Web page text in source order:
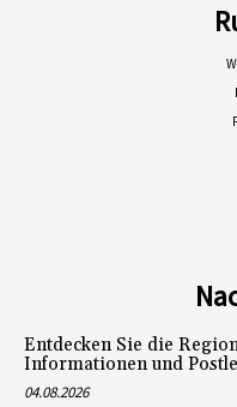
Entdecken Sie die
Informationen und
04.08.2026